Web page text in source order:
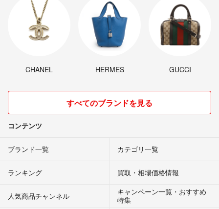
CHANEL HERMES GUCCI
すべてのブランドを見る
コンテンツ
ブランド一覧 カテゴリ一覧
ランキング 買取・相場価格情報
人気商品チャンネル
キャンペーン一覧・おすすめ
特集